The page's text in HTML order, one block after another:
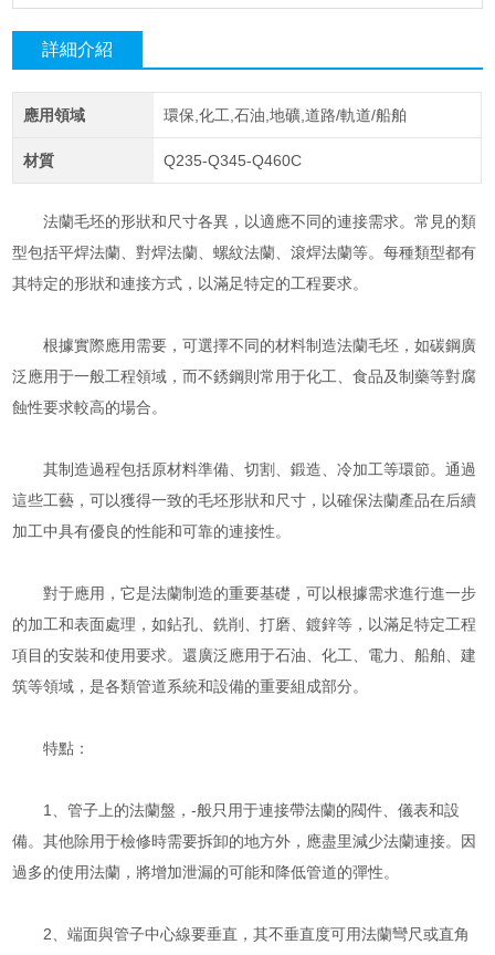
詳細介紹
應用領域 環保,化工,石油,地礦,道路/軌道/船舶
材質 Q235-Q345-Q460C
法蘭毛坯的形狀和尺寸各異，以適應不同的連接需求。常見的類
型包括平焊法蘭、對焊法蘭、螺紋法蘭、滾焊法蘭等。每種類型都有
其特定的形狀和連接方式，以滿足特定的工程要求。
根據實際應用需要，可選擇不同的材料制造法蘭毛坯，如碳鋼廣
泛應用于一般工程領域，而不銹鋼則常用于化工、食品及制藥等對腐
蝕性要求較高的場合。
其制造過程包括原材料準備、切割、鍛造、冷加工等環節。通過
這些工藝，可以獲得一致的毛坯形狀和尺寸，以確保法蘭產品在后續
加工中具有優良的性能和可靠的連接性。
對于應用，它是法蘭制造的重要基礎，可以根據需求進行進一步
的加工和表面處理，如鉆孔、銑削、打磨、鍍鋅等，以滿足特定工程
項目的安裝和使用要求。還廣泛應用于石油、化工、電力、船舶、建
筑等領域，是各類管道系統和設備的重要組成部分。
特點：
1、管子上的法蘭盤，-般只用于連接帶法蘭的閥件、儀表和設
備。其他除用于檢修時需要拆卸的地方外，應盡里減少法蘭連接。因
過多的使用法蘭，將增加泄漏的可能和降低管道的彈性。
2、端面與管子中心線要垂直，其不垂直度可用法蘭彎尺或直角